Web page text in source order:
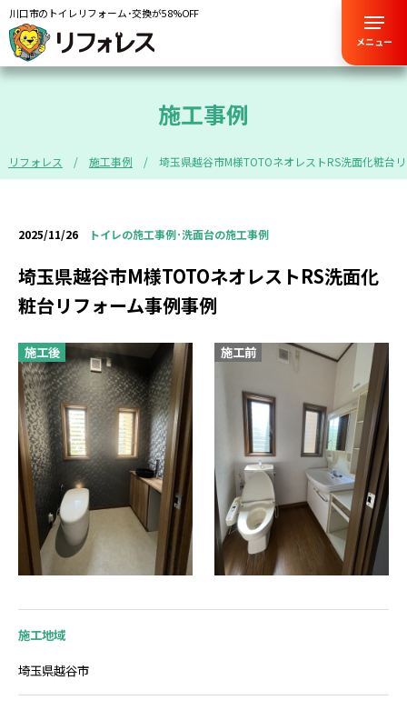
川口市のトイレリフォーム･交換が58%OFF
メニュー
施工事例
リフォレス 施工事例 埼玉県越谷市M様TOTOネオレストRS洗面化粧台
2025/11/26 トイレの施工事例･洗面台の施工事例
埼玉県越谷市M様TOTOネオレストRS洗面化
粧台リフォーム事例事例
施工後 施工前
施工地域
埼玉県越谷市